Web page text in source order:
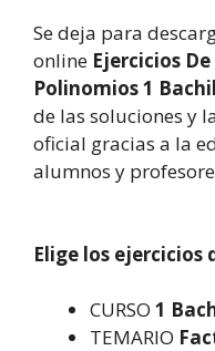
Se deja para
online Ejercicios
Polinomios 1
de las soluciones y
oficial gracias a la
alumnos y
Elige los ejercicios
CURSO 1
TEMARIO